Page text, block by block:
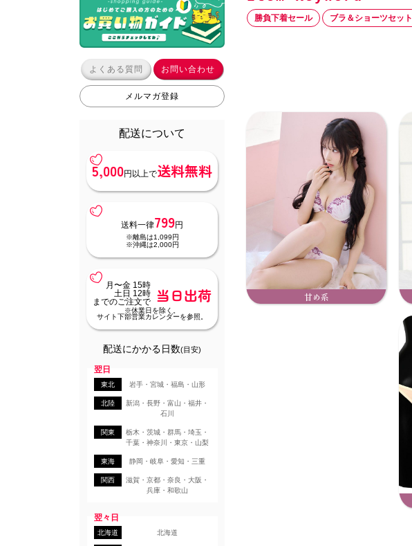
よくある質問 お問い合わせ
メルマガ登録
配送について
5,000円以上で送料無料
送料一律799円
※離島は1,099円
※沖縄は2,000円
月〜金 15時
土日 12時
までのご注文で
当日出荷
※休業日を除く。
サイト下部営業カレンダーを参照。
配送にかかる日数(目安)
翌日
東北 岩手・宮城・福島・山形
北陸
新潟・長野・富山・福井・
石川
関東
栃木・茨城・群馬・埼玉・
千葉・神奈川・東京・山梨
東海 静岡・岐阜・愛知・三重
関西
滋賀・京都・奈良・大阪・
兵庫・和歌山
翌々日
北海道 北海道
勝負下着セール ブラ＆ショーツセット
甘め系